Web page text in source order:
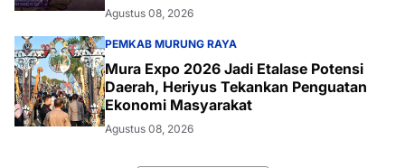
Agustus 08, 2026
PEMKAB MURUNG RAYA
Mura Expo 2026 Jadi Etalase Potensi
Daerah, Heriyus Tekankan Penguatan
Ekonomi Masyarakat
Agustus 08, 2026